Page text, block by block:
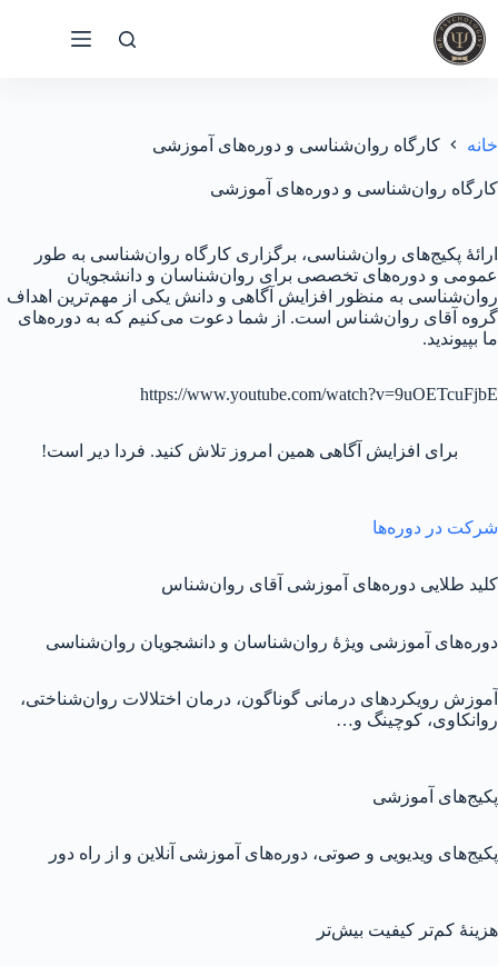
پرش
به
محتوا
خانه کارگاه روان‌شناسی و دوره‌های آموزشی
کارگاه روان‌شناسی و دوره‌های آموزشی
ارائهٔ پکیج‌های روان‌شناسی، برگزاری کارگاه روان‌شناسی به طور
عمومی و دوره‌های تخصصی برای روان‌شناسان و دانشجویان
روان‌شناسی به منظور افزایش آگاهی و دانش یکی از مهم‌ترین اهداف
گروه آقای روان‌شناس است. از شما دعوت می‌کنیم که به دوره‌های
ما بپیوندید.
https://www.youtube.com/watch?v=9uOETcuFjbE
برای افزایش آگاهی همین امروز تلاش کنید. فردا دیر است!
شرکت در دوره‌ها
کلید طلایی دوره‌های آموزشی آقای روان‌شناس
دوره‌های آموزشی ویژهٔ روان‌شناسان و دانشجویان روان‌شناسی
آموزش رویکردهای درمانی گوناگون، درمان اختلالات روان‌شناختی،
روانکاوی، کوچینگ و…
پکیج‌های آموزشی
پکیج‌های ویدیویی و صوتی، دوره‌های آموزشی آنلاین و از راه دور
هزینهٔ کم‌تر کیفیت بیش‌تر